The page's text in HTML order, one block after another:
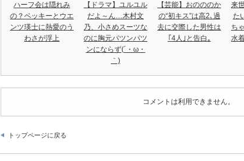
ハーフ会は隠れみ
の？ベッキーとウエ
ンツ瑛士に熱愛のう
わさが浮上
【ドラマ】ユルユル
だよ～ん…木村文
乃、小さめスーツな
のに胸元パツンパツ
ンにならず(´・ω・
｀)
【芸能】おのののか
の“初キス”は高2､過
去に交際した男性は
｢4人｣と告白｡
来
た
ち
水
コメントは利用できません。
トップページに戻る